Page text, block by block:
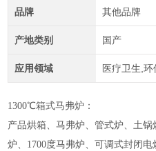
品牌 其他品牌
产地类别 国产
应用领域 医疗卫生,
1300℃箱式马弗炉 ：
产品烘箱、马弗炉、管式炉、土
炉、1700度马弗炉、可调式封闭